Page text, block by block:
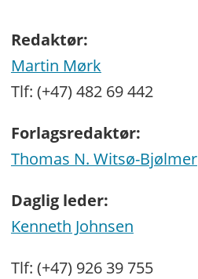
Redaktør:
Martin Mørk
Tlf: (+47) 482 69 442
Forlagsredaktør:
Thomas N. Witsø-Bjølmer
Daglig leder:
Kenneth Johnsen
Tlf: (+47) 926 39 755